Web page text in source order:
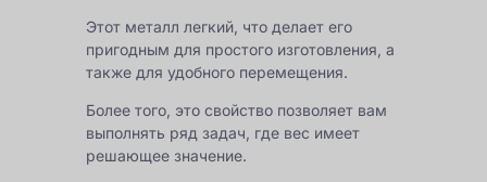
Этот металл легкий, что делает его
пригодным для простого изготовления, а
также для удобного перемещения.
Более того, это свойство позволяет вам
выполнять ряд задач, где вес имеет
решающее значение.